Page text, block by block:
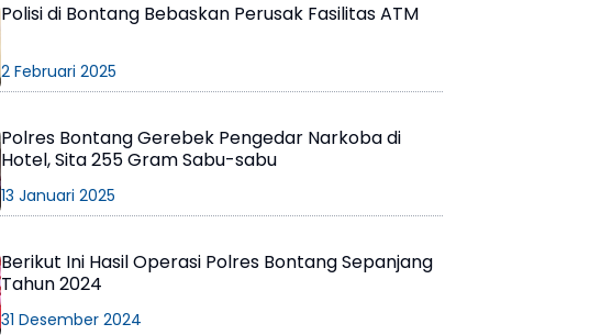
Polisi di Bontang Bebaskan Perusak Fasilitas ATM
2 Februari 2025
Polres Bontang Gerebek Pengedar Narkoba di
Hotel, Sita 255 Gram Sabu-sabu
13 Januari 2025
Berikut Ini Hasil Operasi Polres Bontang Sepanjang
Tahun 2024
31 Desember 2024